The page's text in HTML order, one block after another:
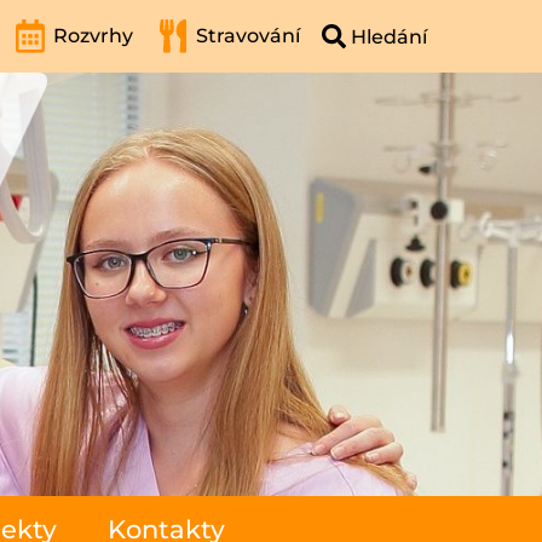
Rozvrhy Stravování
Kontakty